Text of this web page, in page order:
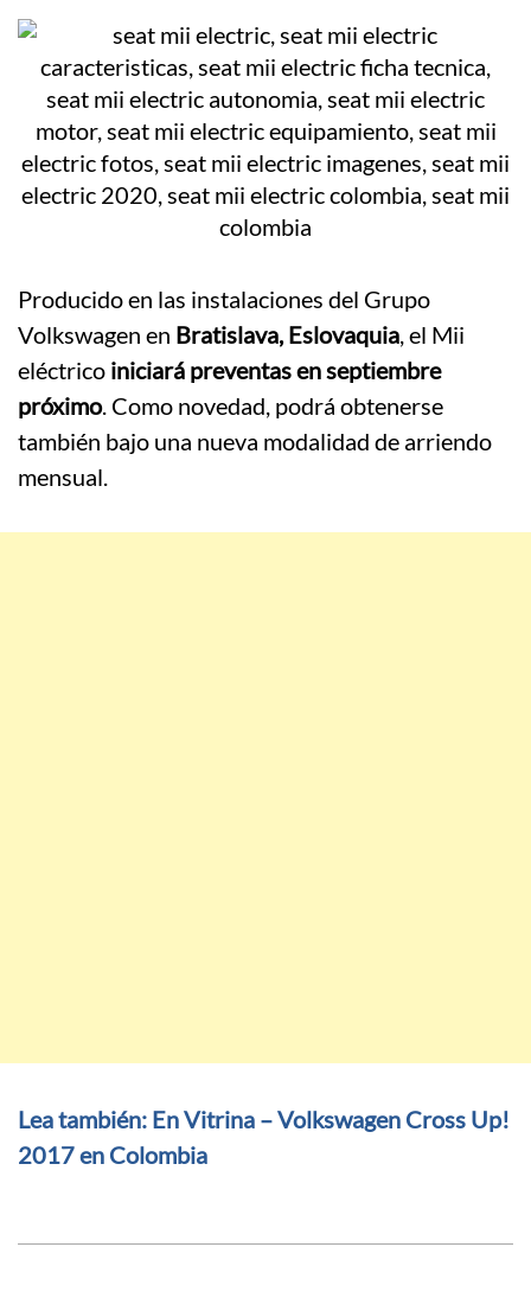
Producido en las instalaciones del Grupo
Volkswagen en Bratislava, Eslovaquia, el Mii
eléctrico iniciará preventas en septiembre
próximo. Como novedad, podrá obtenerse
también bajo una nueva modalidad de arriendo
mensual.
Lea también: En Vitrina – Volkswagen Cross Up!
2017 en Colombia